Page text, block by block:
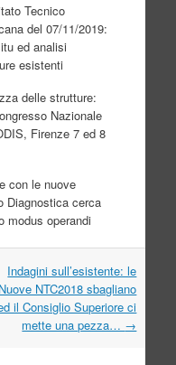
Tecnico
del 07/11/2019:
ed analisi
esistenti
delle strutture:
Nazionale
Firenze 7 ed 8
con le nuove
Diagnostica cerca
modus operandi
Indagini sull’esistente: le
Nuove NTC2018 sbagliano
il Consiglio Superiore ci
mette una pezza… →